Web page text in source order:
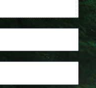
aveva come
con gli sconosciuti”.
ma anche la sua più